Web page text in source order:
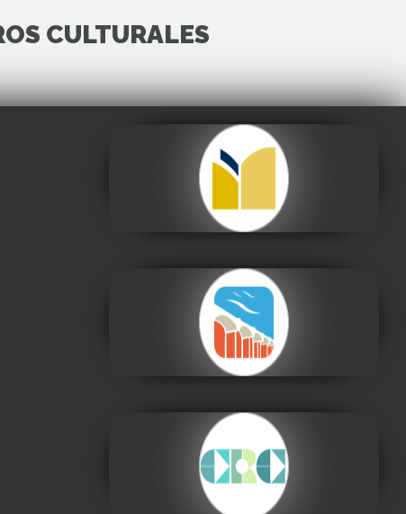
CULTURALES
Archivo y Biblioteca
Nacionales de Bolivia
Centro de la Cultura
Plurinacional
Visitar
Centro de la
Revolución Cultural